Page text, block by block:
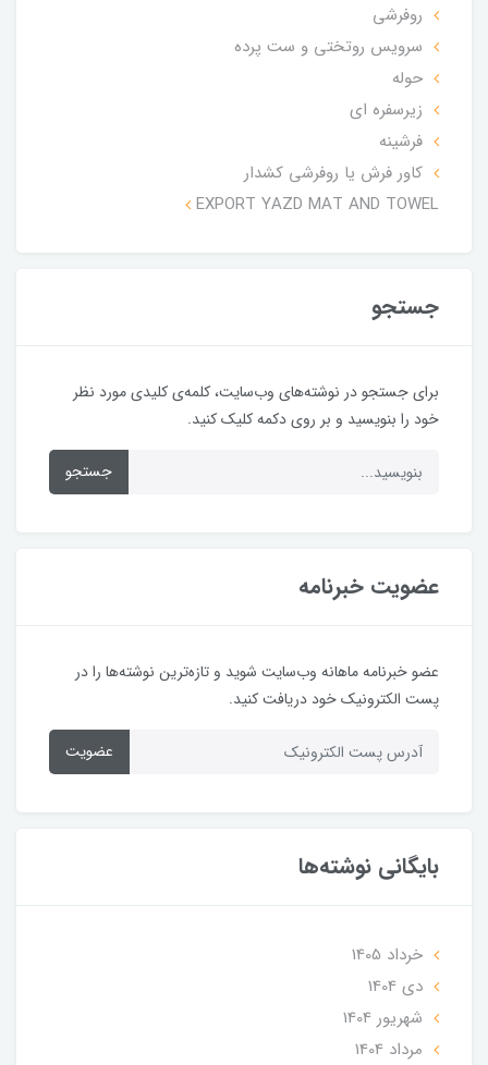
روفرشی
سرویس روتختی و ست پرده
حوله
زیرسفره ای
فرشینه
کاور فرش یا روفرشی کشدار
EXPORT YAZD MAT AND TOWEL
جستجو
برای جستجو در نوشته‌های وب‌سایت، کلمه‌ی کلیدی مورد نظر
خود را بنویسید و بر روی دکمه کلیک کنید.
جستجو
عضویت خبرنامه
عضو خبرنامه ماهانه وب‌سایت شوید و تازه‌ترین نوشته‌ها را در
پست الکترونیک خود دریافت کنید.
عضویت
بایگانی نوشته‌ها
خرداد 1405
دی 1404
شهریور 1404
مرداد 1404